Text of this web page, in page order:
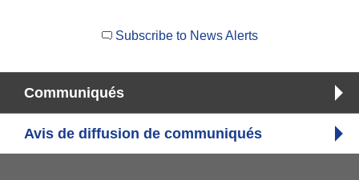
Subscribe to News Alerts
Communiqués
Avis de diffusion de communiqués